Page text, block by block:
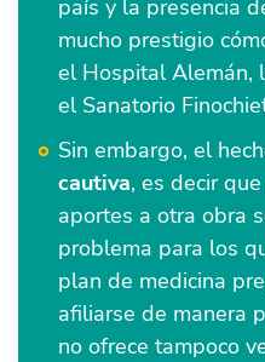
país y la presencia
mucho prestigio
el Hospital Alemán,
el Sanatorio
Sin embargo, el
cautiva, es decir
aportes a otra obra
problema para los
plan de medicina
afiliarse de manera
no ofrece tampoco